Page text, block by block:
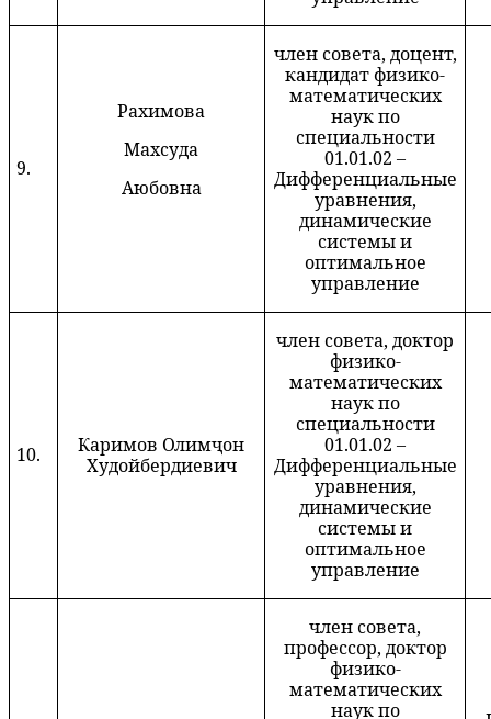
9.
Рахимова
Махсуда
Аюбовна
член совета, доцент,
кандидат физико-
математических
наук по
специальности
01.01.02 –
Дифференциальные
уравнения,
динамические
системы и
оптимальное
управление
10.
Каримов Олимҷон
Худойбердиевич
член совета, доктор
физико-
математических
наук по
специальности
01.01.02 –
Дифференциальные
уравнения,
динамические
системы и
оптимальное
управление
член совета,
профессор, доктор
физико-
математических
наук по